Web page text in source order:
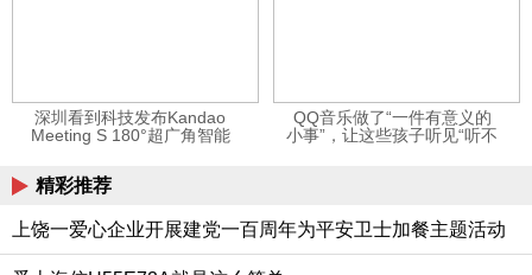
深圳看到科技发布Kandao
Meeting S 180°超广角智能
QQ音乐做了“一件有意义的
小事”，让这些孩子听见“听不
精彩推荐
上饶一爱心企业开展建党一百周年为平安卫士加餐主题活动